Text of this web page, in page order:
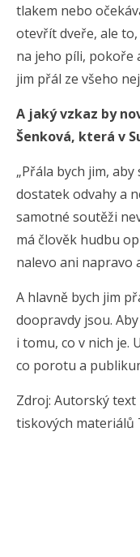
tlakem nebo
otevřít dveře, ale
na jeho píli, pokoře
jim přál ze všeho
A jaký vzkaz by
Šenková, která v
„Přála bych jim,
dostatek odvahy a
samotné soutěži
má člověk hudbu
nalevo ani napravo
A hlavně bych jim
doopravdy jsou.
i tomu, co v nich je.
co porotu a
Zdroj: Autorský text
tiskových materiálů